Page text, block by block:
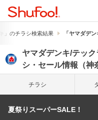
」のチラシ検索結果 「ヤマダデ
ヤマダデンキ/テッ
シ・セール情報（神
チラシ
夏祭りスーパーSALE！